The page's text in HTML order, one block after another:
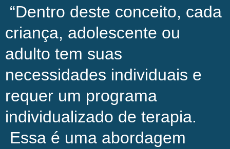
“Dentro deste conceito, cada
criança, adolescente ou
adulto tem suas
necessidades individuais e
requer um programa
individualizado de terapia.
Essa é uma abordagem